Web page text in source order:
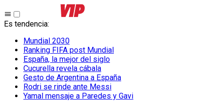
Es tendencia:
Mundial 2030
Ranking FIFA post Mundial
España, la mejor del siglo
Cucurella revela cábala
Gesto de Argentina a España
Rodri se rinde ante Messi
Yamal mensaje a Paredes y Gavi